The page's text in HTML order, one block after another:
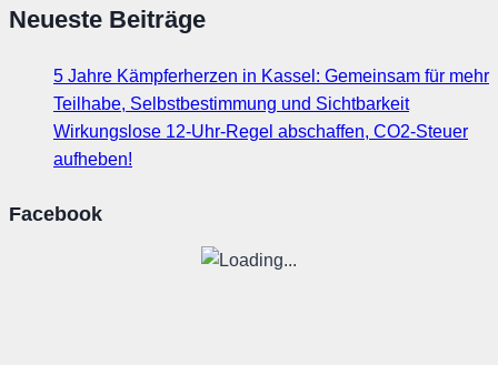
Neueste Beiträge
5 Jahre Kämpferherzen in Kassel: Gemeinsam für mehr
Teilhabe, Selbstbestimmung und Sichtbarkeit
Wirkungslose 12-Uhr-Regel abschaffen, CO2-Steuer
aufheben!
Facebook